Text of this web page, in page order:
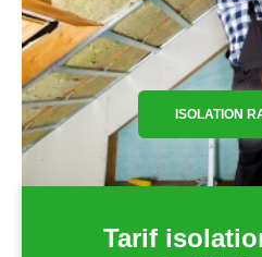
ISOLATION
Tarif